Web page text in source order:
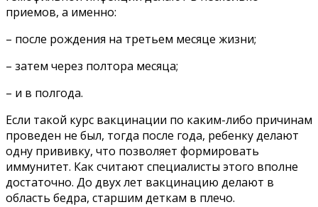
приемов, а именно:
– после рождения на третьем месяце жизни;
– затем через полтора месяца;
– и в полгода.
Если такой курс вакцинации по каким-либо причинам
проведен не был, тогда после года, ребенку делают
одну прививку, что позволяет формировать
иммунитет. Как считают специалисты этого вполне
достаточно. До двух лет вакцинацию делают в
область бедра, старшим деткам в плечо.